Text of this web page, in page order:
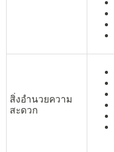
สิ่งอำนวยความ
สะดวก